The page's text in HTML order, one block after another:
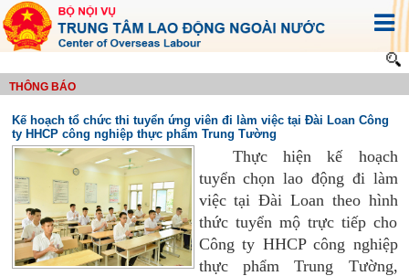
THÔNG BÁO
Kế hoạch tổ chức thi tuyển ứng viên đi làm việc tại Đài Loan Công
ty HHCP công nghiệp thực phẩm Trung Tường
Thực hiện kế hoạch
tuyển chọn lao động đi làm
việc tại Đài Loan theo hình
thức tuyển mộ trực tiếp cho
Công ty HHCP công nghiệp
thực phẩm Trung Tường,